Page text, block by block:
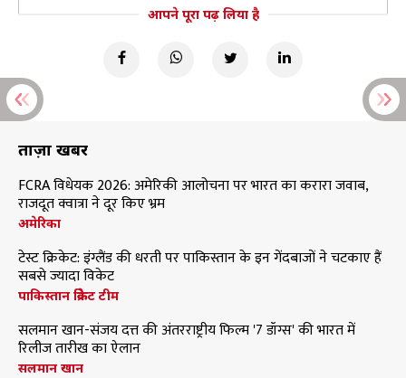
आपने पूरा पढ़ लिया है
ताज़ा खबरें
FCRA विधेयक 2026: अमेरिकी आलोचना पर भारत का करारा जवाब,
राजदूत क्वात्रा ने दूर किए भ्रम
अमेरिका
टेस्ट क्रिकेट: इंग्लैंड की धरती पर पाकिस्तान के इन गेंदबाजों ने चटकाए हैं
सबसे ज्यादा विकेट
पाकिस्तान क्रिकेट टीम
सलमान खान-संजय दत्त की अंतरराष्ट्रीय फिल्म '7 डॉग्स' की भारत में
रिलीज तारीख का ऐलान
सलमान खान